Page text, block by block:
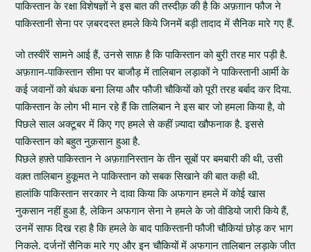
पाकिस्तान के रक्षा विशेषज्ञों ने इस बात की तस्दीक़ की है कि अफ़ग़ान फौज ने
पाकिस्तानी सेना पर ज़बरदस्त हमले किये जिनमें बड़ी तादाद में सैनिक मारे गए हैं.
जो तस्वीरें सामने आई हैं, उनसे साफ़ है कि पाकिस्तान को बुरी तरह मार पड़ी है.
अफ़ग़ान-पाकिस्तान सीमा पर बाजौड़ में तालिबान लड़ाकों ने पाकिस्तानी आर्मी के
कई जवानों को बंधक बना लिया और फौजी चौकियों को पूरी तरह बर्बाद कर दिया.
पाकिस्तान के लोग भी मान रहे हैं कि तालिबान ने इस बार जो हमला किया है, वो
पिछले साल अक्टूबर में किए गए हमले से कहीं ज़्यादा खौफनाक है. इससे
पाकिस्तान को बहुत नुक़सान हुआ है.
पिछले हफ़्ते पाकिस्तान ने अफ़ग़ानिस्तान के तीन सूबों पर बमबारी की थी, उसी
वक़्त तालिबान हुकूमत ने पाकिस्तान को सबक सिखाने की बात कही थी.
हालांकि पाकिस्तान सरकार ने दावा किया कि अफगान हमले में कोई खास
नुकसान नहीं हुआ है, लेकिन अफगान सेना ने हमले के जो वीडियो जारी किये हैं,
उनमें साफ दिख रहा है कि हमले के बाद पाकिस्तानी फौजी चौकियां छोड़ कर भाग
निकले. दर्जनों सैनिक मारे गए और इन चौकियों में अफगान तालिबान लड़ाके जीत